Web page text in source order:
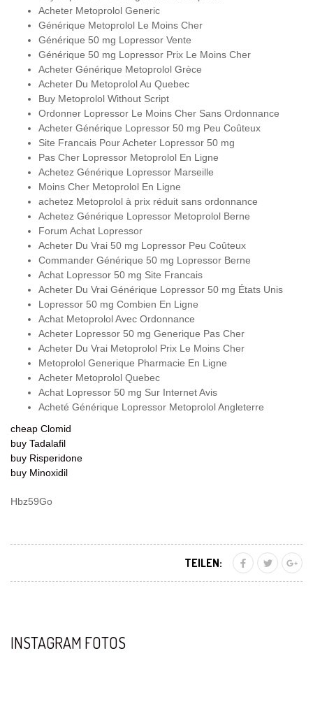
Acheter Metoprolol Generic
Générique Metoprolol Le Moins Cher
Générique 50 mg Lopressor Vente
Générique 50 mg Lopressor Prix Le Moins Cher
Acheter Générique Metoprolol Grèce
Acheter Du Metoprolol Au Quebec
Buy Metoprolol Without Script
Ordonner Lopressor Le Moins Cher Sans Ordonnance
Acheter Générique Lopressor 50 mg Peu Coûteux
Site Francais Pour Acheter Lopressor 50 mg
Pas Cher Lopressor Metoprolol En Ligne
Achetez Générique Lopressor Marseille
Moins Cher Metoprolol En Ligne
achetez Metoprolol à prix réduit sans ordonnance
Achetez Générique Lopressor Metoprolol Berne
Forum Achat Lopressor
Acheter Du Vrai 50 mg Lopressor Peu Coûteux
Commander Générique 50 mg Lopressor Berne
Achat Lopressor 50 mg Site Francais
Acheter Du Vrai Générique Lopressor 50 mg États Unis
Lopressor 50 mg Combien En Ligne
Achat Metoprolol Avec Ordonnance
Acheter Lopressor 50 mg Generique Pas Cher
Acheter Du Vrai Metoprolol Prix Le Moins Cher
Metoprolol Generique Pharmacie En Ligne
Acheter Metoprolol Quebec
Achat Lopressor 50 mg Sur Internet Avis
Acheté Générique Lopressor Metoprolol Angleterre
cheap Clomid
buy Tadalafil
buy Risperidone
buy Minoxidil
Hbz59Go
TEILEN:
INSTAGRAM FOTOS